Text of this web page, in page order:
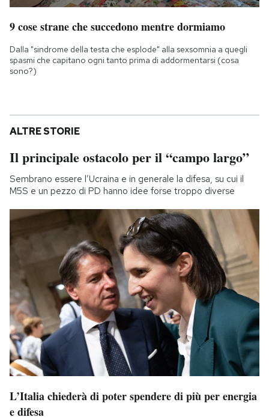
9 cose strane che succedono mentre dormiamo
Dalla "sindrome della testa che esplode" alla sexsomnia a quegli
spasmi che capitano ogni tanto prima di addormentarsi (cosa
sono?)
ALTRE STORIE
Il principale ostacolo per il “campo largo”
Sembrano essere l’Ucraina e in generale la difesa, su cui il
M5S e un pezzo di PD hanno idee forse troppo diverse
L’Italia chiederà di poter spendere di più per energia
e difesa